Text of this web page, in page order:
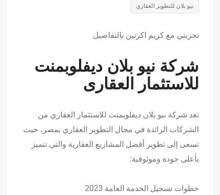
نيو بلان للتطوير العقاري
تجربتي مع كريم اكرتين بالتفاصيل
شركة نيو بلان ديفلوبمنت
للاستثمار العقارى
تعد شركة نيو بلان ديفلوبمنت للاستثمار العقاري من
الشركات الرائدة في مجال التطوير العقاري بمصر، حيث
تسعى إلى تطوير أفضل المشاريع العقارية والتي تتميز
بأعلى جودة وموثوقية:
خطوات تسجيل الخدمة العامة